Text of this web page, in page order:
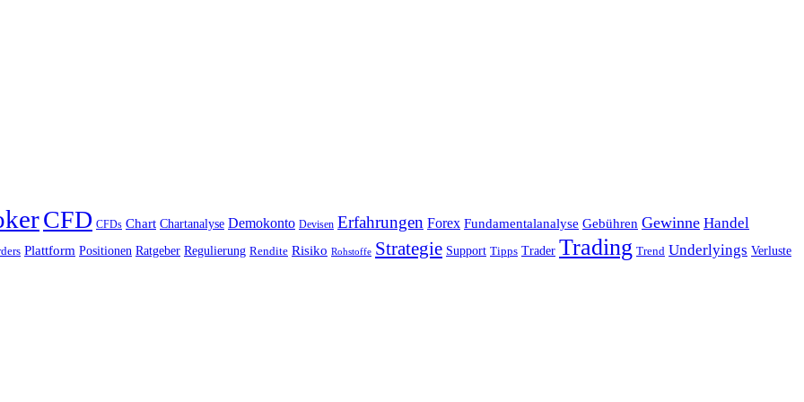
CFD CFDs Chart Chartanalyse Demokonto Devisen Erfahrungen Forex Fundamentalanalyse Gebühren Gewinne Handel
Plattform Positionen Ratgeber Regulierung Rendite Risiko Rohstoffe Strategie Support Tipps Trader Trading Trend Underlyings Verluste